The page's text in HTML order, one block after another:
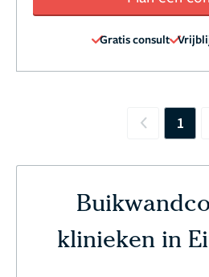
Gratis consult
Previous
1
klinieken in